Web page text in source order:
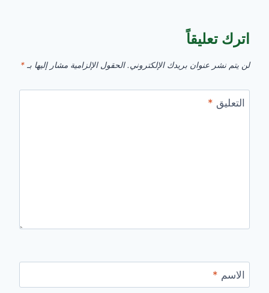
اترك تعليقاً
لن يتم نشر عنوان بريدك الإلكتروني. الحقول الإلزامية مشار إليها بـ *
التعليق *
الاسم *